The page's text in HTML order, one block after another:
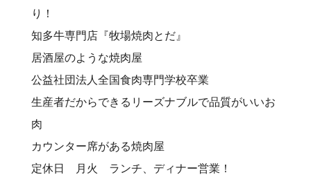
り！⠀
知多牛専門店『牧場焼肉とだ』⠀
居酒屋のような焼肉屋
公益社団法人全国食肉専門学校卒業⠀
生産者だからできるリーズナブルで品質がいいお
肉⠀
カウンター席がある焼肉屋⠀
定休日 月火 ランチ、ディナー営業！⠀